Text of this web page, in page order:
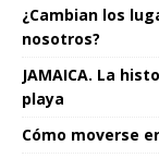
¿Cambian los
nosotros?
JAMAICA. La
playa
Cómo moverse